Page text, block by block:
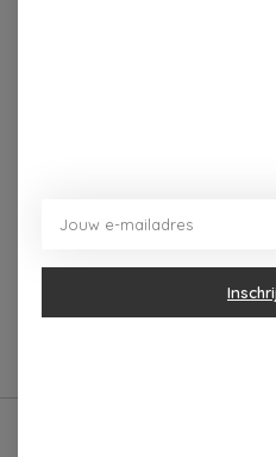
Curiositeas BATH SALT
€8,95